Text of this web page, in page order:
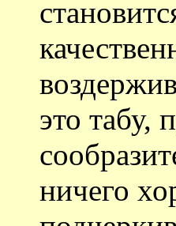
это табу,
ничего